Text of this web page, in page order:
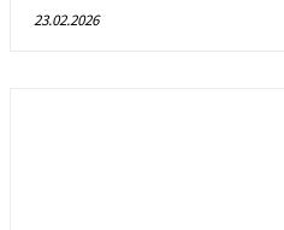
23.02.2026